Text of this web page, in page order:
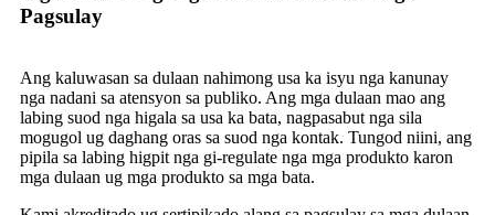
Pagsulay
Ang kaluwasan sa dulaan nahimong usa ka isyu nga kanunay
nga nadani sa atensyon sa publiko. Ang mga dulaan mao ang
labing suod nga higala sa usa ka bata, nagpasabut nga sila
mogugol ug daghang oras sa suod nga kontak. Tungod niini, ang
pipila sa labing higpit nga gi-regulate nga mga produkto karon
mga dulaan ug mga produkto sa mga bata.